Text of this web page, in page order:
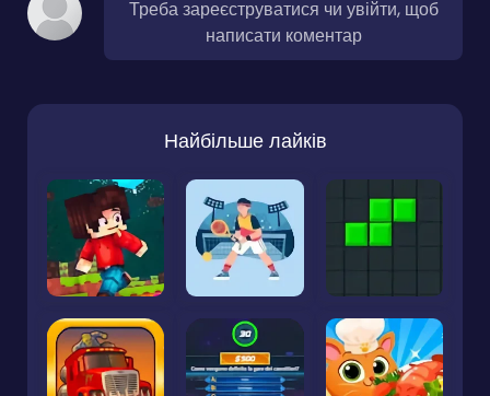
Треба зареєструватися чи увійти, щоб
написати коментар
Найбільше лайків